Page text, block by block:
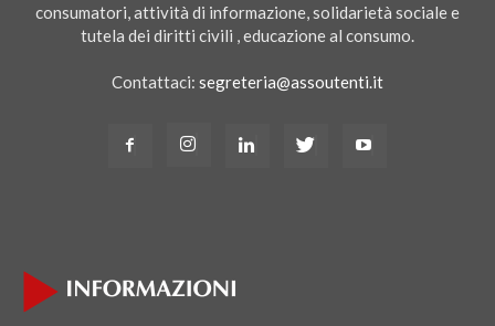
consumatori, attività di informazione, solidarietà sociale e
tutela dei diritti civili , educazione al consumo.
Contattaci: segreteria@assoutenti.it